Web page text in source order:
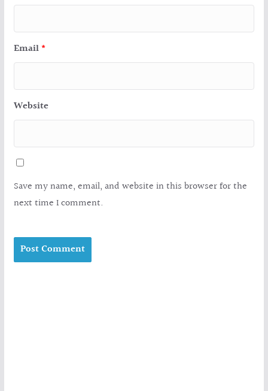
Email *
Website
Save my name, email, and website in this browser for the
next time I comment.